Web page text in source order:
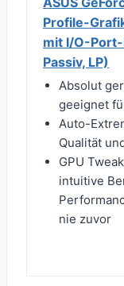
Profile-
mit I/O-Port-
Passiv, LP)
Absolut
geeignet
Auto-
Qualität
GPU
intuitive
nie zuvor